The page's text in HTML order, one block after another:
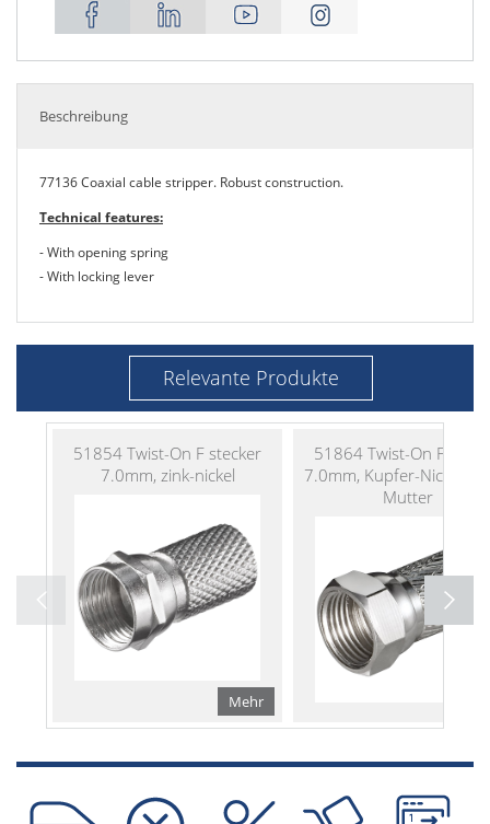
Beschreibung
77136 Coaxial cable stripper. Robust construction.
Technical features:
- With opening spring
- With locking lever
Relevante Produkte
51854 Twist-On F stecker
7.0mm, zink-nickel
Mehr
51864 Twist-On F
7.0mm, Kupfer-Nickel,
Mutter